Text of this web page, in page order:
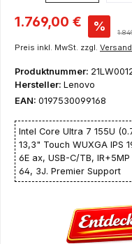
Verkaufspreis:
1.769,00 € %
Preis inkl. MwSt. zzgl.
Produktnummer:
Hersteller: Lenovo
EAN: 0197530099168
Intel Core Ultra 7 155U
13,3" Touch WUXGA IPS
6E ax, USB-C/TB,
64, 3J. Premier Support